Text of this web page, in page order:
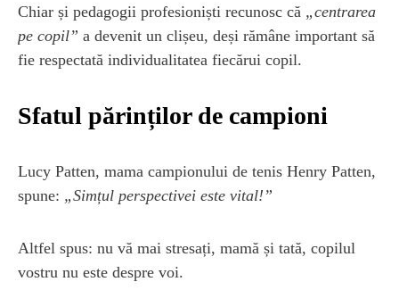
Chiar și pedagogii profesioniști recunosc că „centrarea
pe copil” a devenit un clișeu, deși rămâne important să
fie respectată individualitatea fiecărui copil.
Sfatul părinților de campioni
Lucy Patten, mama campionului de tenis Henry Patten,
spune: „Simțul perspectivei este vital!”
Altfel spus: nu vă mai stresați, mamă și tată, copilul
vostru nu este despre voi.